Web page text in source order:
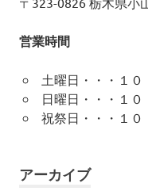
営業時間
土曜日・・・１０
日曜日・・・１０
祝祭日・・・１０
アーカイブ